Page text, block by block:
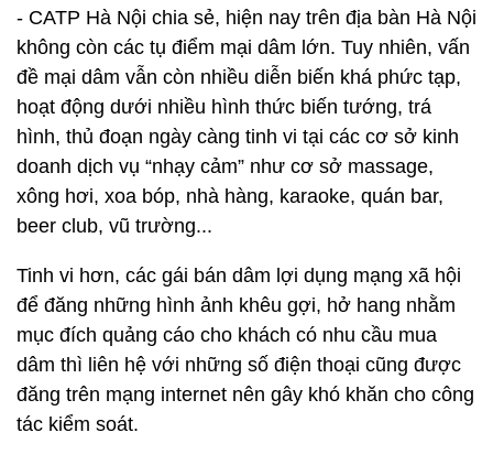
- CATP Hà Nội chia sẻ, hiện nay trên địa bàn Hà Nội
không còn các tụ điểm mại dâm lớn. Tuy nhiên, vấn
đề mại dâm vẫn còn nhiều diễn biến khá phức tạp,
hoạt động dưới nhiều hình thức biến tướng, trá
hình, thủ đoạn ngày càng tinh vi tại các cơ sở kinh
doanh dịch vụ “nhạy cảm” như cơ sở massage,
xông hơi, xoa bóp, nhà hàng, karaoke, quán bar,
beer club, vũ trường...
Tinh vi hơn, các gái bán dâm lợi dụng mạng xã hội
để đăng những hình ảnh khêu gợi, hở hang nhằm
mục đích quảng cáo cho khách có nhu cầu mua
dâm thì liên hệ với những số điện thoại cũng được
đăng trên mạng internet nên gây khó khăn cho công
tác kiểm soát.